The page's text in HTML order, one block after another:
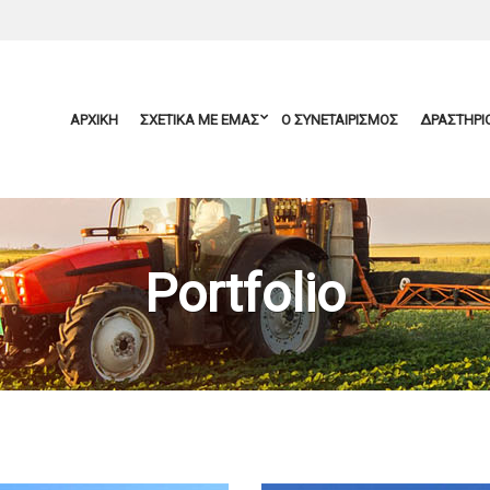
ΑΡΧΙΚΗ ΣΧΕΤΙΚΑ ΜΕ ΕΜΑΣ Ο ΣΥΝΕΤΑΙΡΙΣΜΟΣ
Portfolio